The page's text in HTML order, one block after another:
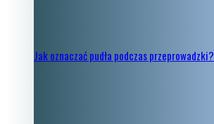
Jak oznaczać pudła podczas przeprowadzki?